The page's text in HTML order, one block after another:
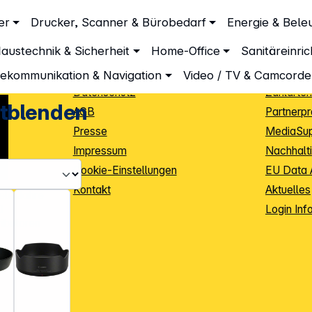
Drucker, Scanner & Bürobedarf Energie &
& Sicherheit Home-Office
& Navigation Video / TV &
Jahre
Unsere Leistungen
Beratung
Datenschutz
AGB
Presse
Impressum
Cookie-Einstellungen
Kontakt
Info
Zahlarten
EU Data
Aktuelles
Login